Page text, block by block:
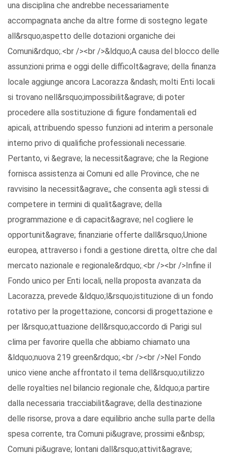
una disciplina che andrebbe necessariamente
accompagnata anche da altre forme di sostegno legate
all&rsquo;aspetto delle dotazioni organiche dei
Comuni&rdquo;.<br /><br />&ldquo;A causa del blocco delle
assunzioni prima e oggi delle difficolt&agrave; della finanza
locale aggiunge ancora Lacorazza &ndash; molti Enti locali
si trovano nell&rsquo;impossibilit&agrave; di poter
procedere alla sostituzione di figure fondamentali ed
apicali, attribuendo spesso funzioni ad interim a personale
interno privo di qualifiche professionali necessarie.
Pertanto, vi &egrave; la necessit&agrave; che la Regione
fornisca assistenza ai Comuni ed alle Province, che ne
ravvisino la necessit&agrave;, che consenta agli stessi di
competere in termini di qualit&agrave; della
programmazione e di capacit&agrave; nel cogliere le
opportunit&agrave; finanziarie offerte dall&rsquo;Unione
europea, attraverso i fondi a gestione diretta, oltre che dal
mercato nazionale e regionale&rdquo;.<br /><br />Infine il
Fondo unico per Enti locali, nella proposta avanzata da
Lacorazza, prevede &ldquo;l&rsquo;istituzione di un fondo
rotativo per la progettazione, concorsi di progettazione e
per l&rsquo;attuazione dell&rsquo;accordo di Parigi sul
clima per favorire quella che abbiamo chiamato una
&ldquo;nuova 219 green&rdquo;.<br /><br />Nel Fondo
unico viene anche affrontato il tema dell&rsquo;utilizzo
delle royalties nel bilancio regionale che, &ldquo;a partire
dalla necessaria tracciabilit&agrave; della destinazione
delle risorse, prova a dare equilibrio anche sulla parte della
spesa corrente, tra Comuni pi&ugrave; prossimi e&nbsp;
Comuni pi&ugrave; lontani dall&rsquo;attivit&agrave;